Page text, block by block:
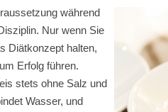
während
Nur wenn Sie
Diätkonzept halten,
Erfolg führen.
stets ohne Salz und
Wasser, und